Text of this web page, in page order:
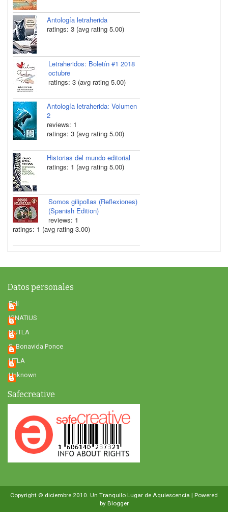
Antología letraherida
ratings: 3 (avg rating 5.00)
Letraheridos: Boletín #1 2018
octubre
ratings: 3 (avg rating 5.00)
Antología letraherida: Volumen
2
reviews: 1
ratings: 3 (avg rating 5.00)
Historias del mundo editorial
ratings: 1 (avg rating 5.00)
Somos gilipollas (Reflexiones)
(Spanish Edition)
reviews: 1
ratings: 1 (avg rating 3.00)
Datos personales
Feli
IGNATIUS
NUTLA
S. Bonavida Ponce
UTLA
Unknown
Safecreative
Copyright © diciembre 2010. Un Tranquilo Lugar de Aquiescencia | Powered
by Blogger